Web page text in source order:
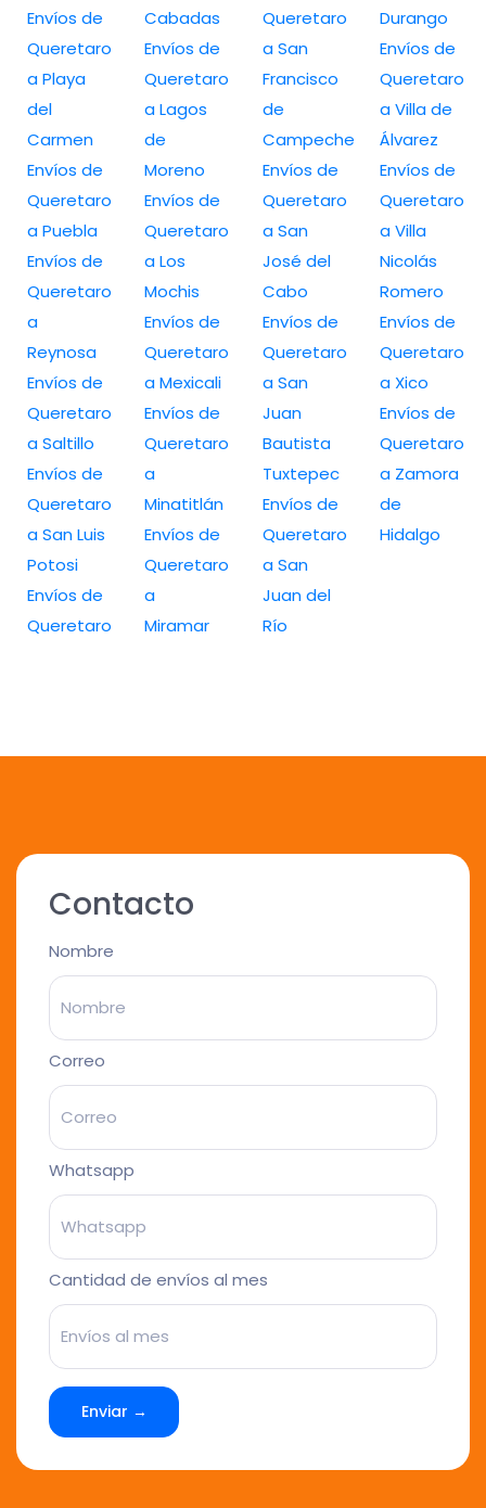
Envíos de
Queretaro
a Playa
del
Carmen
Envíos de
Queretaro
a Puebla
Envíos de
Queretaro
a
Reynosa
Envíos de
Queretaro
a Saltillo
Envíos de
Queretaro
a San Luis
Potosi
Envíos de
Queretaro
Cabadas
Envíos de
Queretaro
a Lagos
de
Moreno
Envíos de
Queretaro
a Los
Mochis
Envíos de
Queretaro
a Mexicali
Envíos de
Queretaro
a
Minatitlán
Envíos de
Queretaro
a
Miramar
Queretaro
a San
Francisco
de
Campeche
Envíos de
Queretaro
a San
José del
Cabo
Envíos de
Queretaro
a San
Juan
Bautista
Tuxtepec
Envíos de
Queretaro
a San
Juan del
Río
Durango
Envíos de
Queretaro
a Villa de
Álvarez
Envíos de
Queretaro
a Villa
Nicolás
Romero
Envíos de
Queretaro
a Xico
Envíos de
Queretaro
a Zamora
de
Hidalgo
Contacto
Nombre
Correo
Whatsapp
Cantidad de envíos al mes
Enviar →